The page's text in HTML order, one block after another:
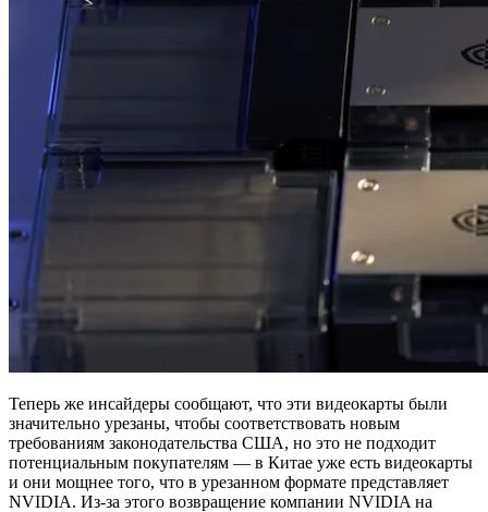
Теперь же инсайдеры сообщают, что эти видеокарты были
значительно урезаны, чтобы соответствовать новым
требованиям законодательства США, но это не подходит
потенциальным покупателям — в Китае уже есть видеокарты
и они мощнее того, что в урезанном формате представляет
NVIDIA. Из-за этого возвращение компании NVIDIA на